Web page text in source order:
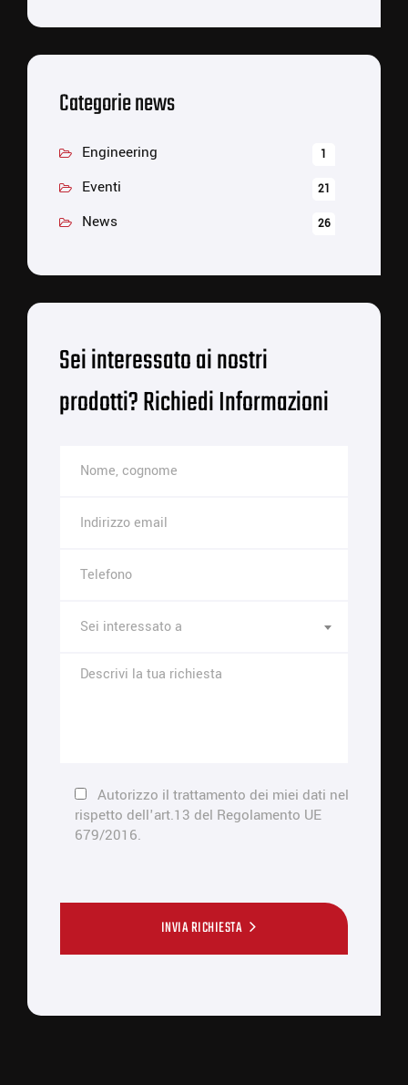
Categorie news
Engineering 1
Eventi 21
News 26
Sei interessato ai nostri
prodotti? Richiedi Informazioni
Sei interessato a
Autorizzo il trattamento dei miei dati nel
rispetto dell'art.13 del Regolamento UE
679/2016.
INVIA RICHIESTA